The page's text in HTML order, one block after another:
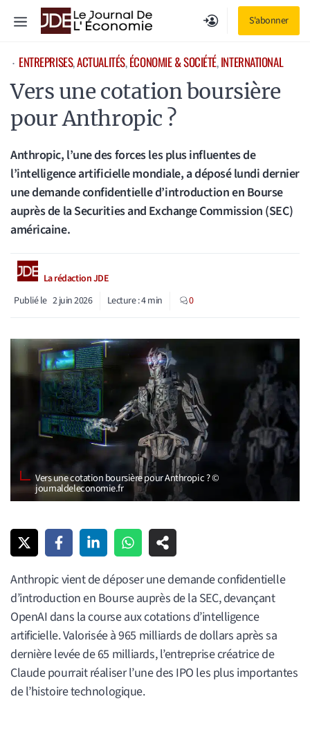
S'abonner
Menu
⋅ ENTREPRISES, ACTUALITÉS, ÉCONOMIE & SOCIÉTÉ, INTERNATIONAL
Vers une cotation boursière
pour Anthropic ?
Anthropic, l’une des forces les plus influentes de
l’intelligence artificielle mondiale, a déposé lundi dernier
une demande confidentielle d’introduction en Bourse
auprès de la Securities and Exchange Commission (SEC)
américaine.
La rédaction JDE
Publié le 2 juin 2026 Lecture :4min 0
Vers une cotation boursière pour Anthropic ? ©
journaldeleconomie.fr
Anthropic vient de déposer une demande confidentielle
d’introduction en Bourse auprès de la SEC, devançant
OpenAI dans la course aux cotations d’intelligence
artificielle. Valorisée à 965 milliards de dollars après sa
dernière levée de 65 milliards, l’entreprise créatrice de
Claude pourrait réaliser l’une des IPO les plus importantes
de l’histoire technologique.